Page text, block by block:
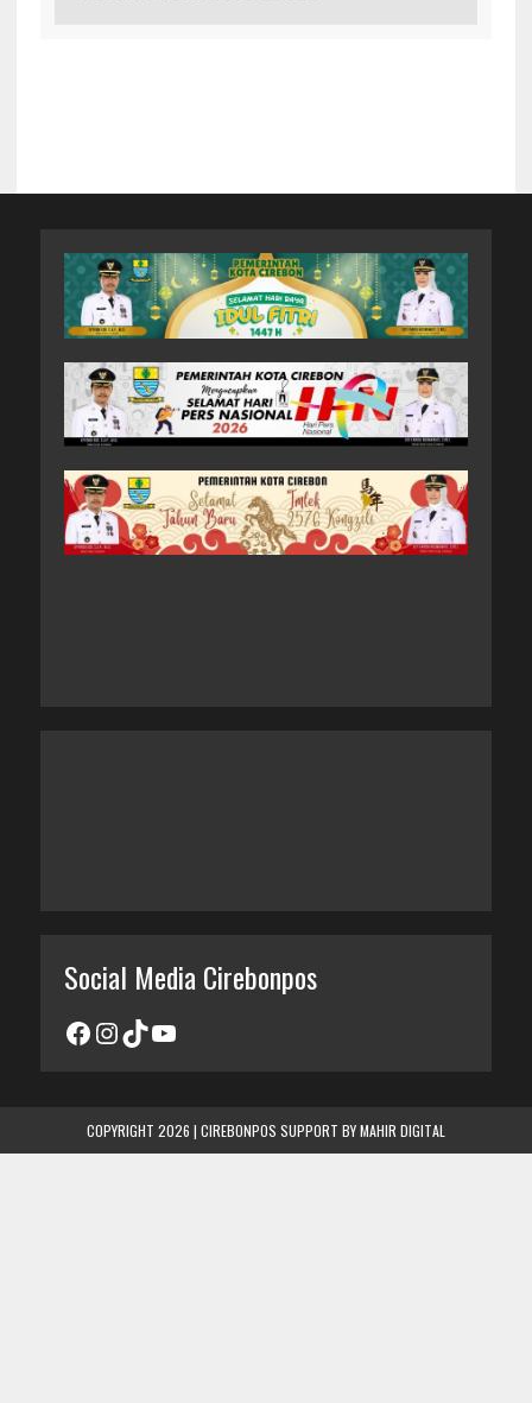
Social Media Cirebonpos
COPYRIGHT 2026 | CIREBONPOS SUPPORT BYMAHIR DIGITAL